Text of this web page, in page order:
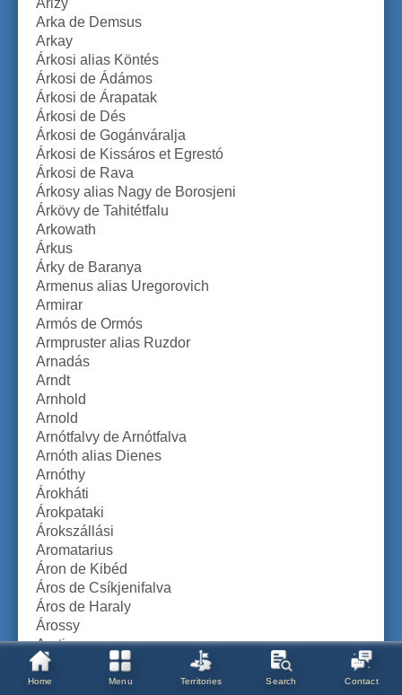
Arka de Demsus
Arkay
Árkosi alias Köntés
Árkosi de Ádámos
Árkosi de Árapatak
Árkosi de Dés
Árkosi de Gogánváralja
Árkosi de Kissáros et Egrestó
Árkosi de Rava
Árkosy alias Nagy de Borosjeni
Árkövy de Tahitétfalu
Arkowath
Árkus
Árky de Baranya
Armenus alias Uregorovich
Armirar
Armós de Ormós
Armpruster alias Ruzdor
Arnadás
Arndt
Arnhold
Arnold
Arnótfalvy de Arnótfalva
Arnóth alias Dienes
Arnóthy
Árokháti
Árokpataki
Árokszállási
Aromatarius
Áron de Kibéd
Áros de Csíkjenifalva
Áros de Haraly
Árossy
Arotin
Árpássy alias Gerstl
Árpássy de Abalehota
Home Menu Territories Search Contact